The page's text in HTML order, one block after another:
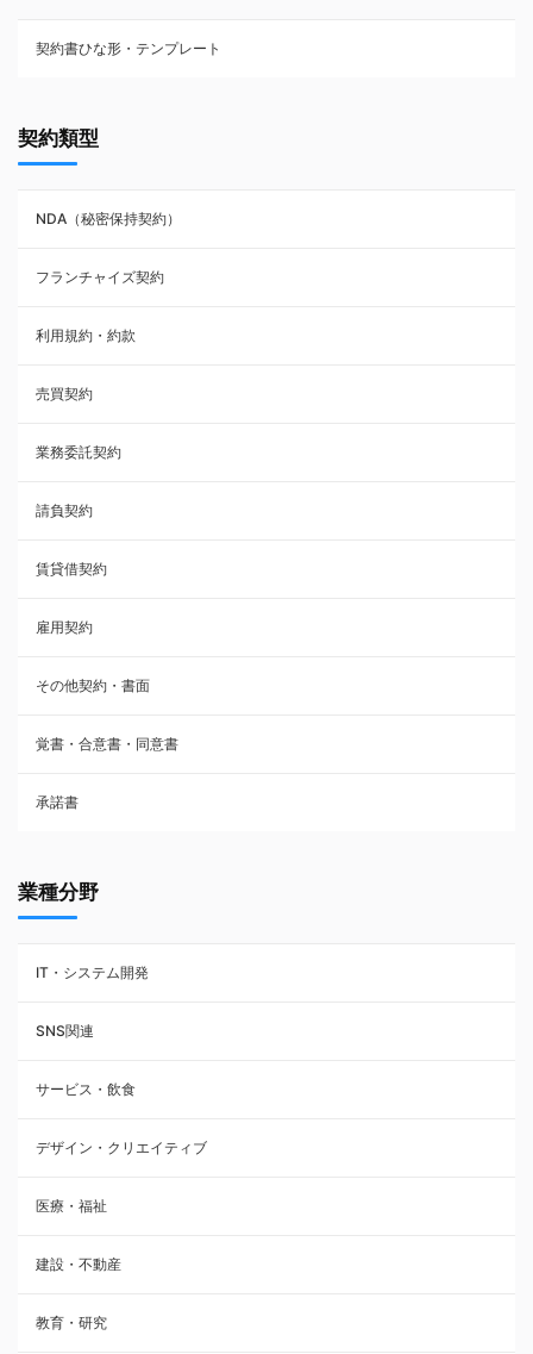
契約書ひな形・テンプレート
NDA（秘密保持契約）
業務委託契約
利用規約・約款
覚書・合意書・同意書
承諾書
雇用契約
その他契約・書面
売買契約
株主総会議事録・関連書類
請負契約
フランチャイズ契約
賃貸借契約
契約類型
NDA（秘密保持契約）
フランチャイズ契約
利用規約・約款
売買契約
業務委託契約
請負契約
賃貸借契約
雇用契約
その他契約・書面
覚書・合意書・同意書
承諾書
業種分野
IT・システム開発
SNS関連
サービス・飲食
デザイン・クリエイティブ
医療・福祉
建設・不動産
教育・研究